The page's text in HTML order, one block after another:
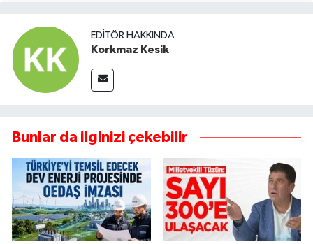
EDITÖR HAKKINDA
Korkmaz Kesik
Bunlar da ilginizi çekebilir